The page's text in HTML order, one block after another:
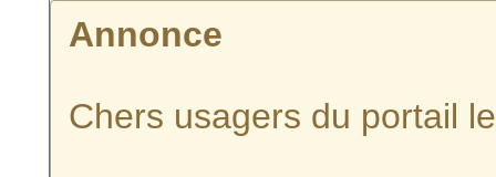
Annonce
Chers usagers du portail